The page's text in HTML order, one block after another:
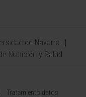
de Navarra
Nutrición y Salud
Tratamiento datos